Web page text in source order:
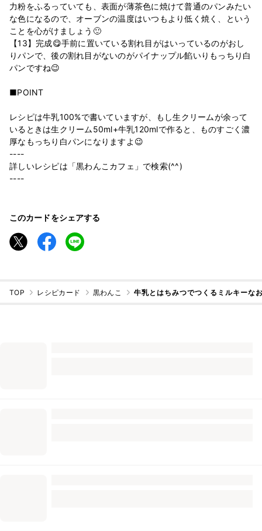
力粉をふるっていても、表面が薄茶色に焼けて普通のパンみたい
な色になるので、オーブンの温度はいつもより低く焼く、という
ことを心がけましょう🙂
【13】完成😋手前に置いている割れ目がはいっているのがおし
りパンで、後の割れ目がないのがパイナップル餡いりもっちり白
パンですね😉
■POINT
レシピは牛乳100%で書いていますが、もし生クリームが余って
いるときは生クリーム50ml+牛乳120mlで作ると、ものすごく濃
厚なもっちり白パンになりますよ😉
----
詳しいレシピは「黒わんこカフェ」で検索(^^)
----
このカードをシェアする
TOP レシピカード 黒わんこ 牛乳とはちみつでつくるミルキーな